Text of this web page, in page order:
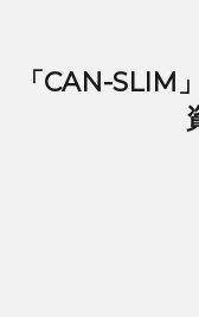
「CAN-SLIM